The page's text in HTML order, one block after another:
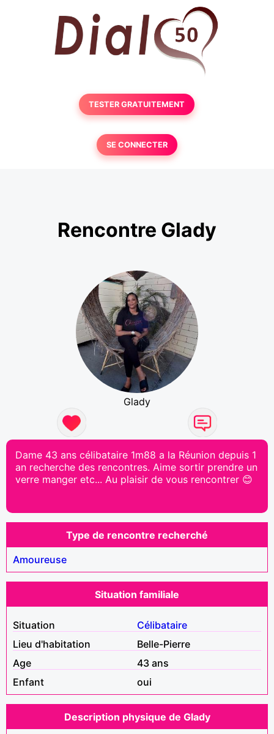
TESTER GRATUITEMENT
SE CONNECTER
Rencontre Glady
Glady
Dame 43 ans célibataire 1m88 a la Réunion depuis 1
an recherche des rencontres. Aime sortir prendre un
verre manger etc... Au plaisir de vous rencontrer 😊
Type de rencontre recherché
Amoureuse
Situation familiale
Situation
Célibataire
Lieu d'habitation
Belle-Pierre
Age
43 ans
Enfant
oui
Description physique de Glady